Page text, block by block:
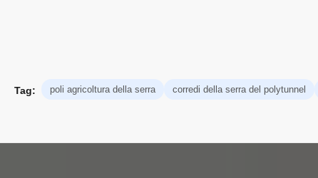
Tag: poli agricoltura della serra corredi della serra del polytunnel